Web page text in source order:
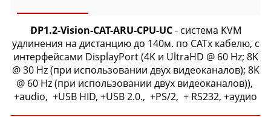
DP1.2-Vision-CAT-ARU-CPU-UC- система KVM
удлинения на дистанцию до 140м. по CATx кабелю, с
интерфейсами DisplayPort (4K и UltraHD @ 60 Hz; 8K
@ 30 Hz (при использовании двух видеоканалов); 8K
@ 60 Hz (при использовании двух видеоканалов)),
+audio, +USB HID, +USB 2.0., +PS/2, + RS232, +аудио